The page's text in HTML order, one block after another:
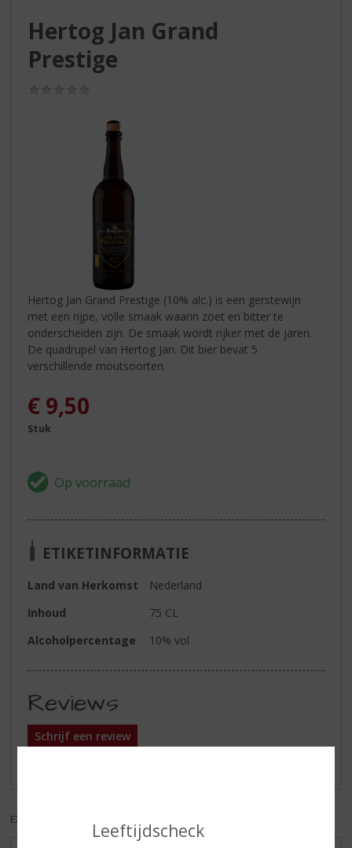
Leeftijdscheck
Hertog Jan Grand
Prestige
Hertog Jan Grand Prestige (10% alc.) is een gerstewijn
met een rijpe, volle smaak waarin zoet en bitter te
onderscheiden zijn. De smaak wordt rijker met de jaren.
De quadrupel van Hertog Jan. Dit bier bevat 5
verschillende moutsoorten.
€ 9,50
Stuk
ETIKETINFORMATIE
Land van Herkomst
Nederland
Inhoud
75 CL
Alcoholpercentage
10% vol
Reviews
Schrijf een review
EXCL. BTW